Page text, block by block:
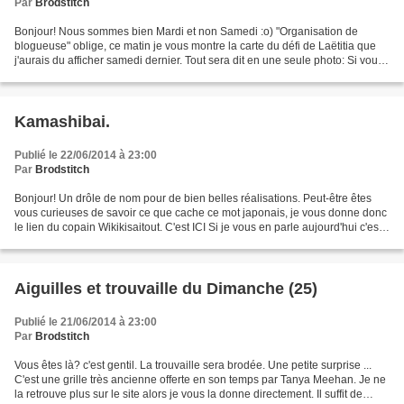
Par Brodstitch
Bonjour! Nous sommes bien Mardi et non Samedi :o) "Organisation de
blogueuse" oblige, ce matin je vous montre la carte du défi de Laëtitia que
j'aurais du afficher samedi dernier. Tout sera dit en une seule photo: Si vous
Kamashibai.
Publié le 22/06/2014 à 23:00
Par Brodstitch
Bonjour! Un drôle de nom pour de bien belles réalisations. Peut-être êtes
vous curieuses de savoir ce que cache ce mot japonais, je vous donne donc
le lien du copain Wikikisaitout. C'est ICI Si je vous en parle aujourd'hui c'est
Aiguilles et trouvaille du Dimanche (25)
Publié le 21/06/2014 à 23:00
Par Brodstitch
Vous êtes là? c'est gentil. La trouvaille sera brodée. Une petite surprise ...
C'est une grille très ancienne offerte en son temps par Tanya Meehan. Je ne
la retrouve plus sur le site alors je vous la donne directement. Il suffit de